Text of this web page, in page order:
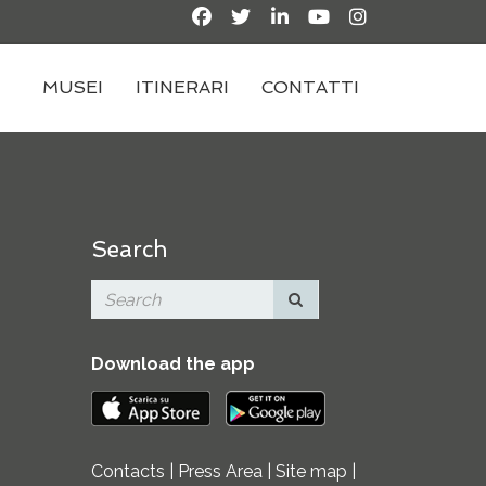
MUSEI ITINERARI CONTATTI
Search
Download the app
Contacts Press Area Site map